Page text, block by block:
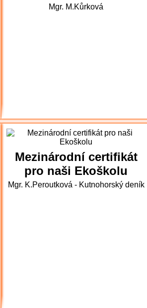
Ekotýmu (Ekoškola)
Mgr. M.Kůrková
Mezinárodní certifikát
pro naši Ekoškolu
Mgr. K.Peroutková - Kutnohorský deník